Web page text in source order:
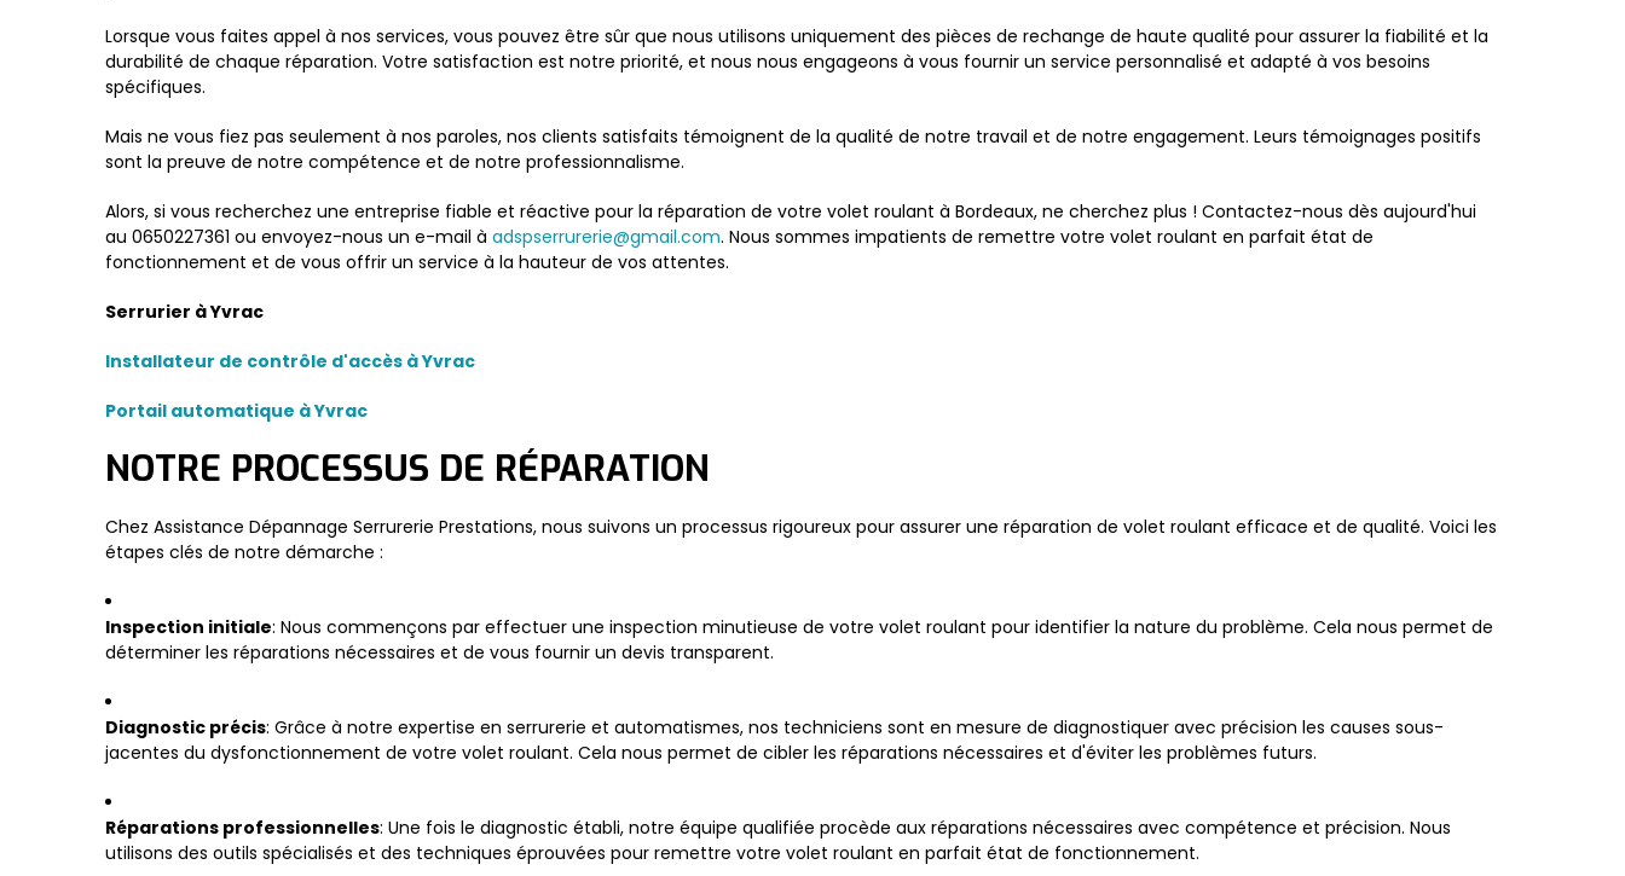
Lorsque vous faites appel à nos services, vous pouvez être sûr que nous utilisons uniquement des pièces de rechange de haute qualité pour assurer la fiabilité et la
durabilité de chaque réparation. Votre satisfaction est notre priorité, et nous nous engageons à vous fournir un service personnalisé et adapté à vos besoins
spécifiques.
Mais ne vous fiez pas seulement à nos paroles, nos clients satisfaits témoignent de la qualité de notre travail et de notre engagement. Leurs témoignages positifs
sont la preuve de notre compétence et de notre professionnalisme.
Alors, si vous recherchez une entreprise fiable et réactive pour la réparation de votre volet roulant à Bordeaux, ne cherchez plus ! Contactez-nous dès aujourd'hui
au 0650227361 ou envoyez-nous un e-mail à adspserrurerie@gmail.com. Nous sommes impatients de remettre votre volet roulant en parfait état de
fonctionnement et de vous offrir un service à la hauteur de vos attentes.
Serrurier à Yvrac
Installateur de contrôle d'accès à Yvrac
Portail automatique à Yvrac
NOTRE PROCESSUS DE RÉPARATION
Chez Assistance Dépannage Serrurerie Prestations, nous suivons un processus rigoureux pour assurer une réparation de volet roulant efficace et de qualité. Voici les
étapes clés de notre démarche :
Inspection initiale: Nous commençons par effectuer une inspection minutieuse de votre volet roulant pour identifier la nature du problème. Cela nous permet de
déterminer les réparations nécessaires et de vous fournir un devis transparent.
Diagnostic précis: Grâce à notre expertise en serrurerie et automatismes, nos techniciens sont en mesure de diagnostiquer avec précision les causes sous-
jacentes du dysfonctionnement de votre volet roulant. Cela nous permet de cibler les réparations nécessaires et d'éviter les problèmes futurs.
Réparations professionnelles: Une fois le diagnostic établi, notre équipe qualifiée procède aux réparations nécessaires avec compétence et précision. Nous
utilisons des outils spécialisés et des techniques éprouvées pour remettre votre volet roulant en parfait état de fonctionnement.